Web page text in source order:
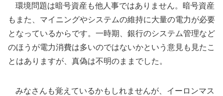
環境問題は暗号資産も他人事ではありません。暗号資産
もまた、マイニングやシステムの維持に大量の電力が必要
となっているからです。一時期、銀行のシステム管理など
のほうが電力消費は多いのではないかという意見も見たこ
とはありますが、真偽は不明のままでした。
みなさんも覚えているかもしれませんが、イーロンマス